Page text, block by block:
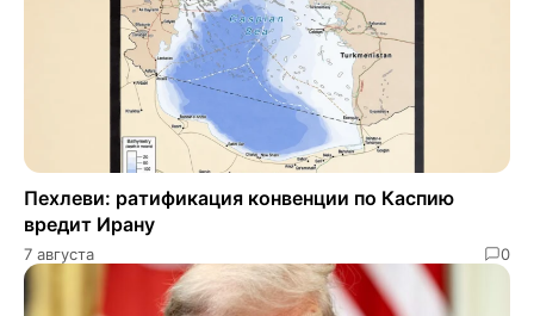
Пехлеви: ратификация конвенции по Каспию
вредит Ирану
7 августа 0